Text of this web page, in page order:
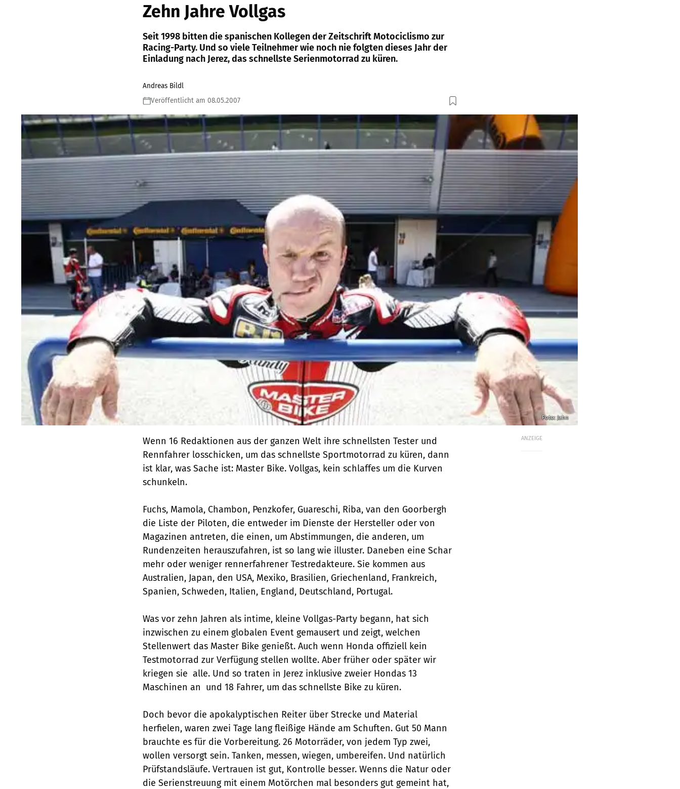
Zehn Jahre Vollgas
Seit 1998 bitten die spanischen Kollegen der Zeitschrift Motociclismo zur
Racing-Party. Und so viele Teilnehmer wie noch nie folgten dieses Jahr der
Einladung nach Jerez, das schnellste Serienmotorrad zu küren.
Andreas Bildl
Veröffentlicht am 08.05.2007
Foto: Jahn
ANZEIGE
Wenn 16 Redaktionen aus der ganzen Welt ihre schnellsten Tester und
Rennfahrer losschicken, um das schnellste Sportmotorrad zu küren, dann
ist klar, was Sache ist: Master Bike. Vollgas, kein schlaffes um die Kurven
schunkeln.
Fuchs, Mamola, Chambon, Penzkofer, Guareschi, Riba, van den Goorbergh 
die Liste der Piloten, die entweder im Dienste der Hersteller oder von
Magazinen antreten, die einen, um Abstimmungen, die anderen, um
Rundenzeiten herauszufahren, ist so lang wie illuster. Daneben eine Schar
mehr oder weniger rennerfahrener Testredakteure. Sie kommen aus
Australien, Japan, den USA, Mexiko, Brasilien, Griechenland, Frankreich,
Spanien, Schweden, Italien, England, Deutschland, Portugal.
Was vor zehn Jahren als intime, kleine Vollgas-Party begann, hat sich
inzwischen zu einem globalen Event gemausert und zeigt, welchen
Stellenwert das Master Bike genießt. Auch wenn Honda offiziell kein
Testmotorrad zur Verfügung stellen wollte. Aber früher oder später wir
kriegen sie  alle. Und so traten in Jerez inklusive zweier Hondas 13
Maschinen an  und 18 Fahrer, um das schnellste Bike zu küren.
Doch bevor die apokalyptischen Reiter über Strecke und Material
herfielen, waren zwei Tage lang fleißige Hände am Schuften. Gut 50 Mann
brauchte es für die Vorbereitung. 26 Motorräder, von jedem Typ zwei,
wollen versorgt sein. Tanken, messen, wiegen, umbereifen. Und natürlich
Prüfstandsläufe. Vertrauen ist gut, Kontrolle besser. Wenns die Natur oder
die Serienstreuung mit einem Motörchen mal besonders gut gemeint hat,